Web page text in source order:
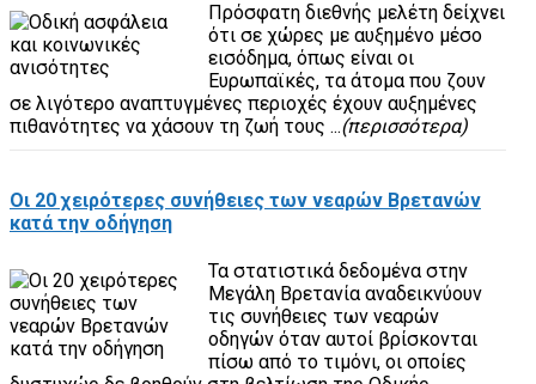
Πρόσφατη διεθνής μελέτη δείχνει
ότι σε χώρες με αυξημένο μέσο
εισόδημα, όπως είναι οι
Ευρωπαϊκές, τα άτομα που ζουν
σε λιγότερο αναπτυγμένες περιοχές έχουν αυξημένες
πιθανότητες να χάσουν τη ζωή τους ...(περισσότερα)
Οι 20 χειρότερες συνήθειες των νεαρών Βρετανών
κατά την οδήγηση
Τα στατιστικά δεδομένα στην
Μεγάλη Βρετανία αναδεικνύουν
τις συνήθειες των νεαρών
οδηγών όταν αυτοί βρίσκονται
πίσω από το τιμόνι, οι οποίες